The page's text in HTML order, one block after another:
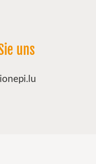
uns